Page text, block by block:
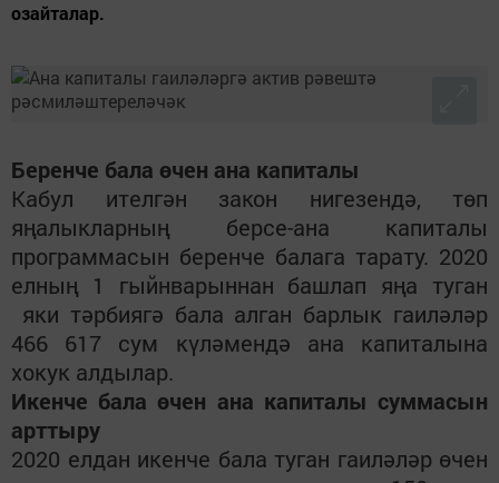
озайталар.
Беренче бала өчен ана капиталы
Кабул ителгән закон нигезендә, төп
яңалыкларның берсе-ана капиталы
программасын беренче балага тарату. 2020
елның 1 гыйнварыннан башлап яңа туган
яки тәрбиягә бала алган барлык гаиләләр
466 617 сум күләмендә ана капиталына
хокук алдылар.
Икенче бала өчен ана капиталы суммасын
арттыру
2020 елдан икенче бала туган гаиләләр өчен